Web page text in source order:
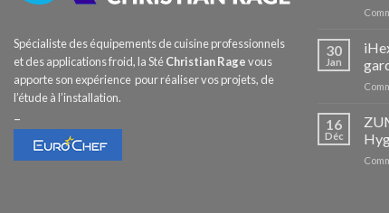
Spécialiste des équipements de cuisine professionnels
et des applications froid, la StéChristian Ragevous
apporte son expérience pour réaliser vos projets, de
l’étude à l’installation.
–
30
Jan
16
Déc